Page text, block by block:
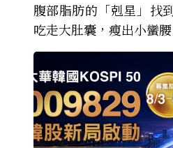
腹部脂肪的「剋星」找
吃走大肚囊，瘦出小蠻腰